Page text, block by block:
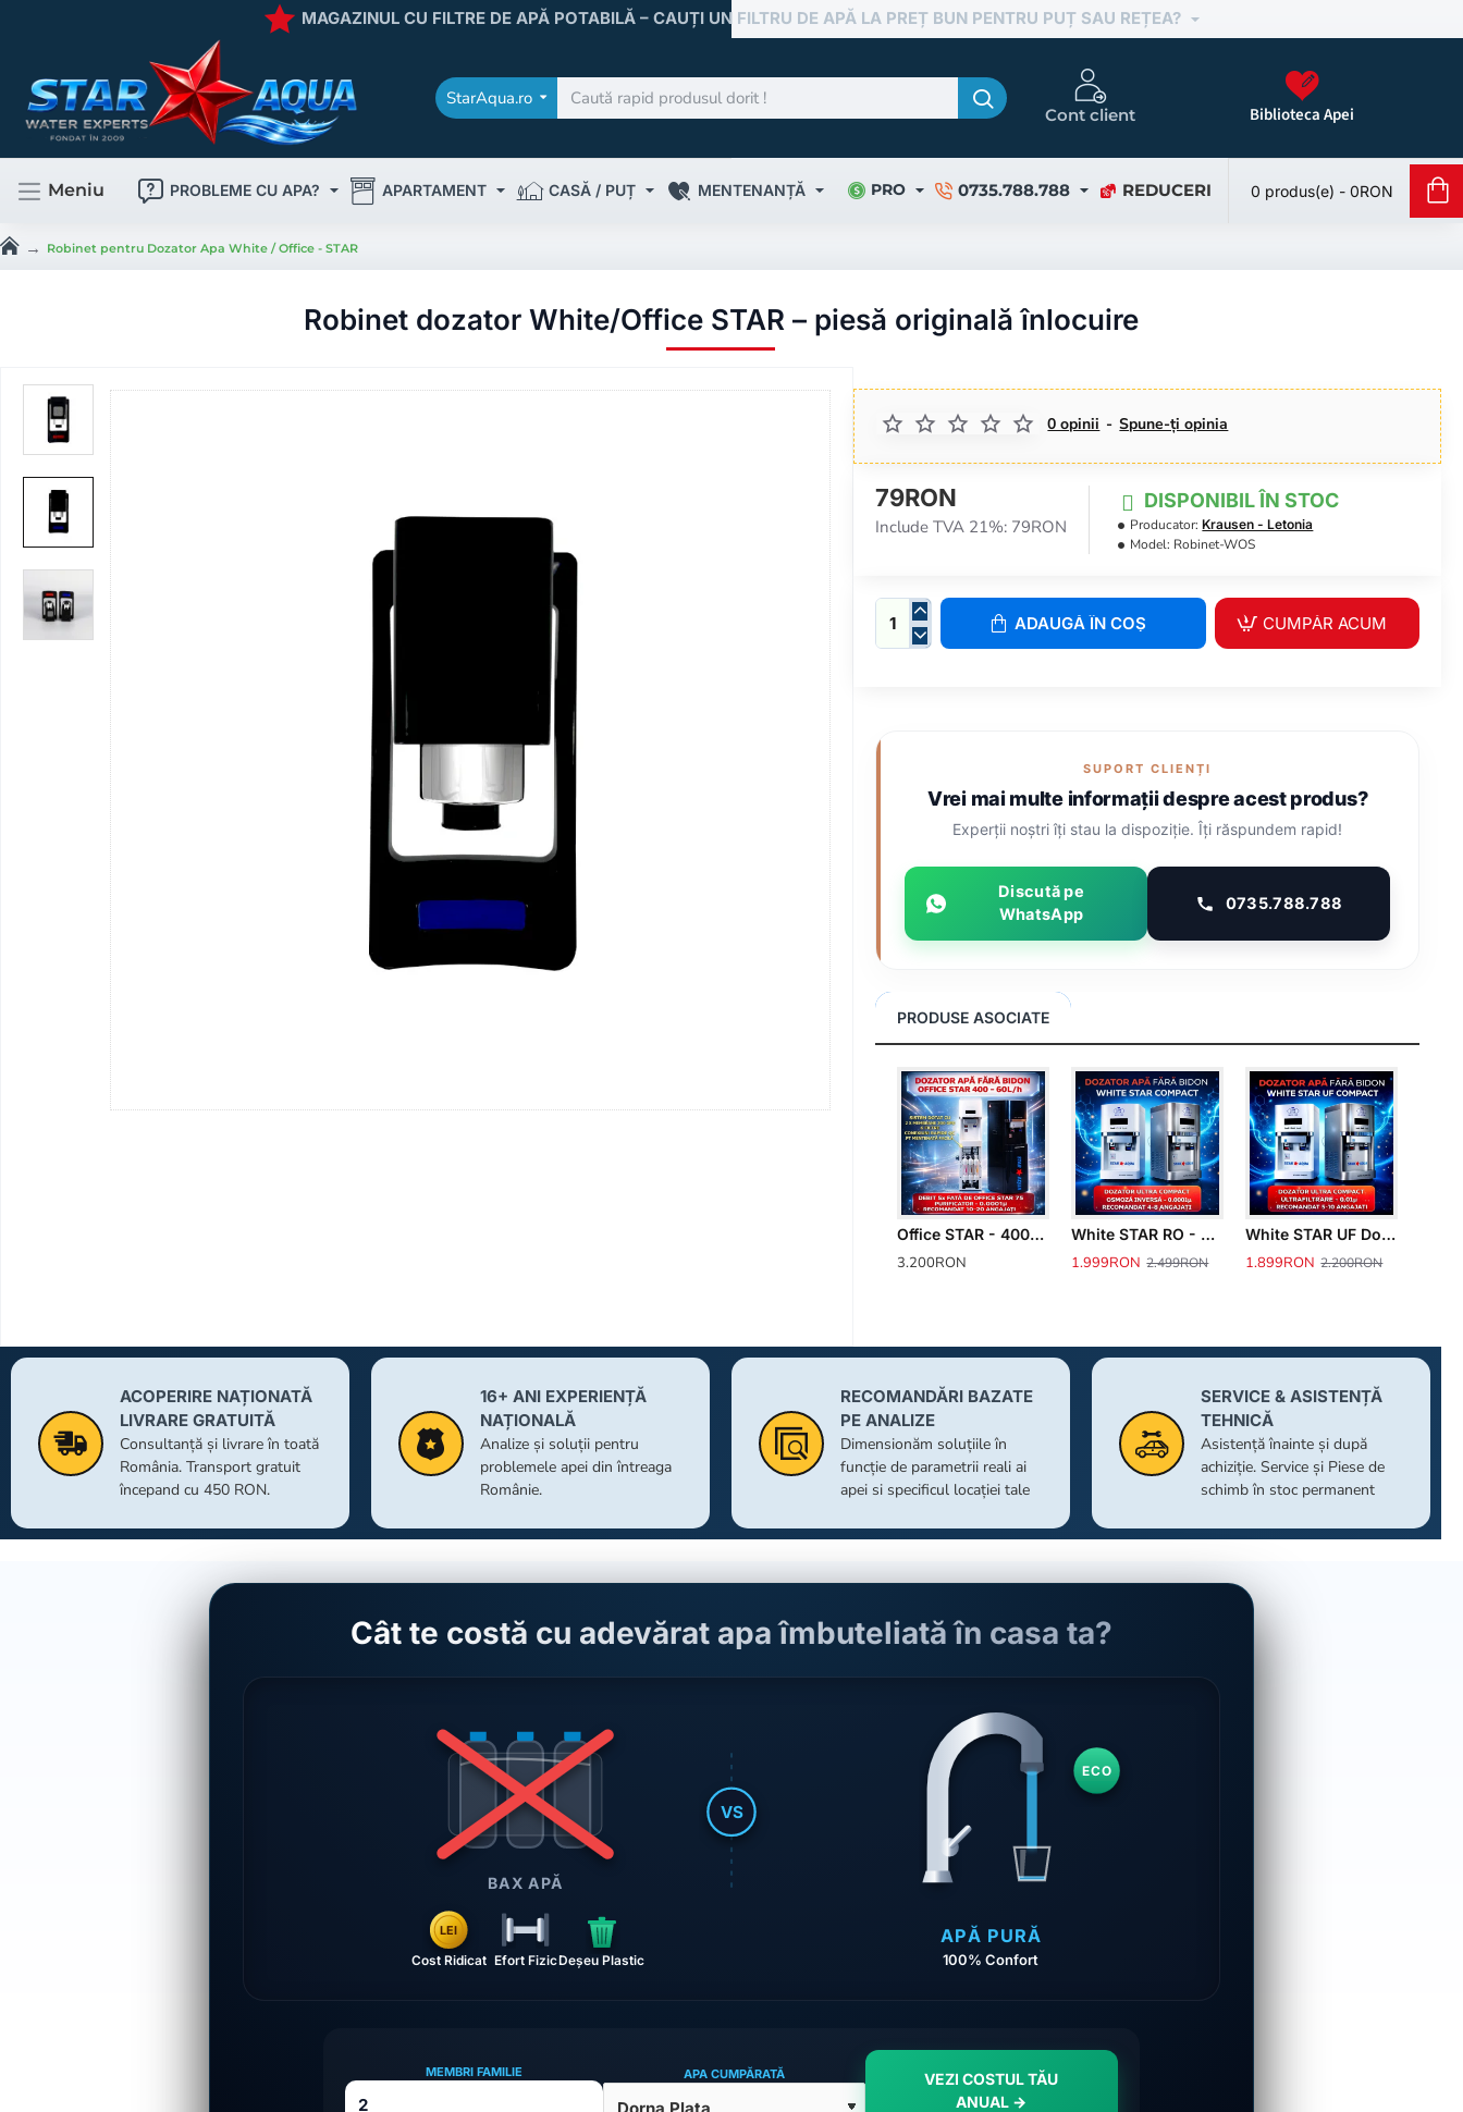
MAGAZINUL CU FILTRE DE APĂ POTABILĂ – CAUȚI UN FILTRU DE APĂ LA PREȚ BUN PENTRU PUȚ SAU REȚEA?
StarAqua.ro
Caută
!
Cont client Biblioteca Apei
Meniu PROBLEME CU APA? APARTAMENT CASĂ / PUȚ MENTENANȚĂ PRO 0735.788.788 REDUCERI 0 produs(e) - 0RON
Robinet pentru Dozator Apa White / Office - STAR
Robinet dozator White/Office STAR – piesă originală înlocuire
0 opinii - Spune-ţi opinia
79RON
Include TVA 21%: 79RON
DISPONIBIL ÎN STOC
Producator: Krausen - Letonia
Model: Robinet-WOS
ADAUGĂ ÎN COŞ CUMPĂR ACUM
SUPORT CLIENȚI
Vrei mai multe informații despre acest produs?
Experții noștri îți stau la dispoziție. Îți răspundem rapid!
Discută pe
WhatsApp
0735.788.788
PRODUSE ASOCIATE
Office STAR - 400RO - Debit Mare
3.200RON
White STAR RO - Dozator 0.0001μ
1.999RON 2.499RON
White STAR UF Dozator - 0.01μ
1.899RON 2.200RON
ACOPERIRE NAȚIONATĂ
LIVRARE GRATUITĂ
Consultanță și livrare în toată
România. Transport gratuit
începand cu 450 RON.
16+ ANI EXPERIENȚĂ
NAȚIONALĂ
Analize și soluții pentru
problemele apei din întreaga
Românie.
RECOMANDĂRI BAZATE
PE ANALIZE
Dimensionăm soluțiile în
funcție de parametrii reali ai
apei si specificul locației tale
SERVICE & ASISTENȚĂ
TEHNICĂ
Asistență înainte și după
achiziție. Service și Piese de
schimb în stoc permanent
Cât te costă cu adevărat apa îmbuteliată în casa ta?
BAX APĂ
LEI
VS
ECO
APĂ PURĂ
100% Confort
MEMBRI FAMILIE APA CUMPĂRATĂ
VEZI COSTUL TĂU
ANUAL →